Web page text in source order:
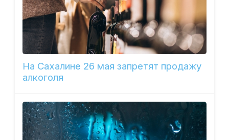
На Сахалине 26 мая запретят продажу
алкоголя